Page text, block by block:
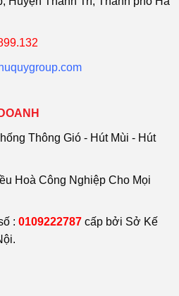
Thông Gió - Hút Mùi - Hút
Hoà Công Nghiệp Cho Mọi
: 0109222787 cấp bởi Sở Kế